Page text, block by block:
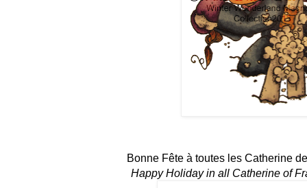
Bonne Fête à toutes les Catherine
Happy Holiday in all Catherine of